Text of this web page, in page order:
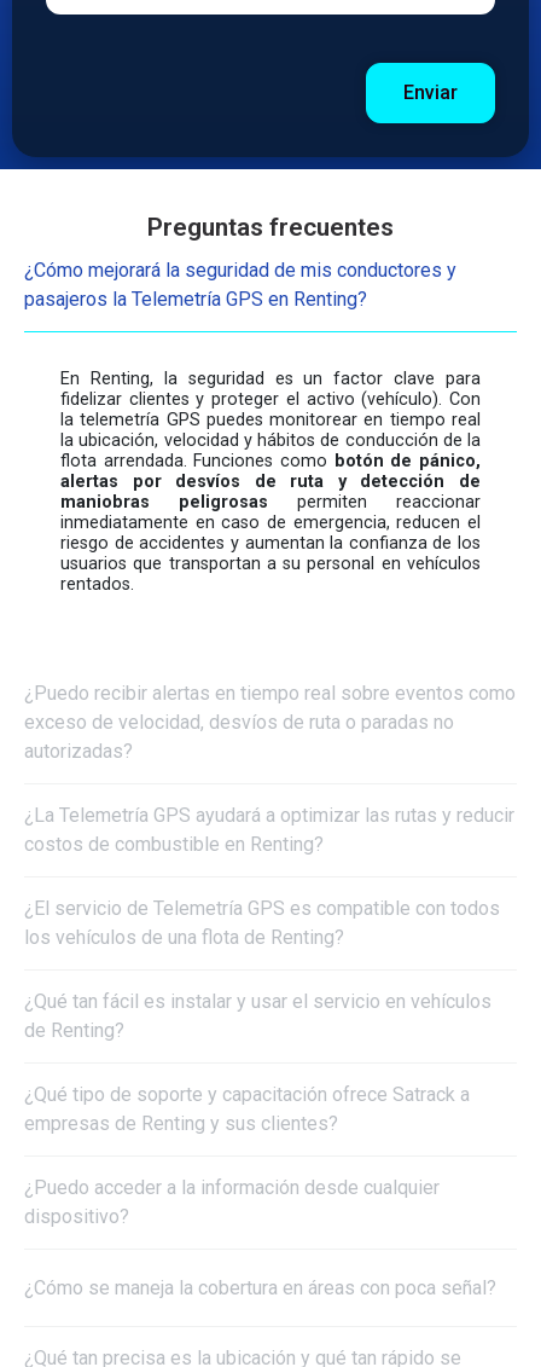
Indicativo Teléfono
Preguntas frecuentes
¿Cómo mejorará la seguridad de mis conductores y
pasajeros la Telemetría GPS en Renting?
En Renting, la seguridad es un factor clave para
fidelizar clientes y proteger el activo (vehículo). Con
la telemetría GPS puedes monitorear en tiempo real
la ubicación, velocidad y hábitos de conducción de la
flota arrendada. Funciones como botón de pánico,
alertas por desvíos de ruta y detección de
maniobras peligrosas permiten reaccionar
inmediatamente en caso de emergencia, reducen el
riesgo de accidentes y aumentan la confianza de los
usuarios que transportan a su personal en vehículos
rentados.
¿Puedo recibir alertas en tiempo real sobre eventos como
exceso de velocidad, desvíos de ruta o paradas no
autorizadas?
¿La Telemetría GPS ayudará a optimizar las rutas y reducir
costos de combustible en Renting?
¿El servicio de Telemetría GPS es compatible con todos
los vehículos de una flota de Renting?
¿Qué tan fácil es instalar y usar el servicio en vehículos
de Renting?
¿Qué tipo de soporte y capacitación ofrece Satrack a
empresas de Renting y sus clientes?
¿Puedo acceder a la información desde cualquier
dispositivo?
¿Cómo se maneja la cobertura en áreas con poca señal?
¿Qué tan precisa es la ubicación y qué tan rápido se